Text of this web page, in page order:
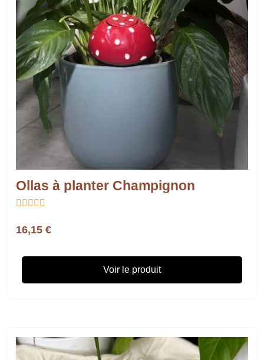
Ollas à planter Champignon
    
16,15 €
Voir le produit